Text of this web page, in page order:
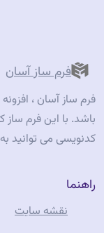
در
فرم ساز آسان
فرم ساز آسان ،
باشد. با این فرم ساز
کدنویسی می توانید
راهنما
نقشه سایت